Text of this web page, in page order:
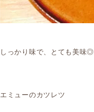
しっかり味で、とても美味◎
エミューのカツレツ